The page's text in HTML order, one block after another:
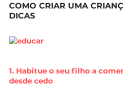
COMO CRIAR UMA
DICAS
1. Habitue o seu filho a
desde cedo